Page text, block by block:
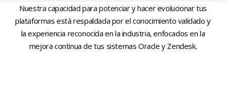
Nuestra capacidad para potenciar y hacer evolucionar tus
plataformas está respaldada por el conocimiento validado y
la experiencia reconocida en la industria, enfocados en la
mejora continua de tus sistemas Oracle y Zendesk.